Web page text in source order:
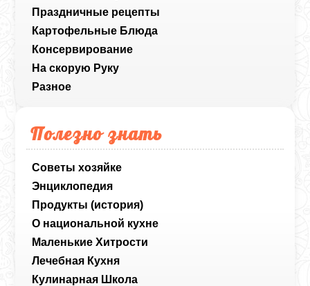
Праздничные рецепты
Картофельные Блюда
Консервирование
На скорую Руку
Разное
Полезно знать
Советы хозяйке
Энциклопедия
Продукты (история)
О национальной кухне
Маленькие Хитрости
Лечебная Кухня
Кулинарная Школа